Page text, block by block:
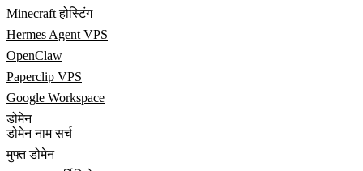
Minecraft होस्टिंग
Hermes Agent VPS
OpenClaw
Paperclip VPS
Google Workspace
डोमेन
डोमेन नाम सर्च
मुफ्त डोमेन